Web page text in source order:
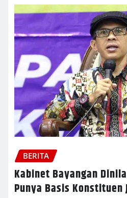
BERITA
Kabinet Bayangan
Punya Basis Konstituen